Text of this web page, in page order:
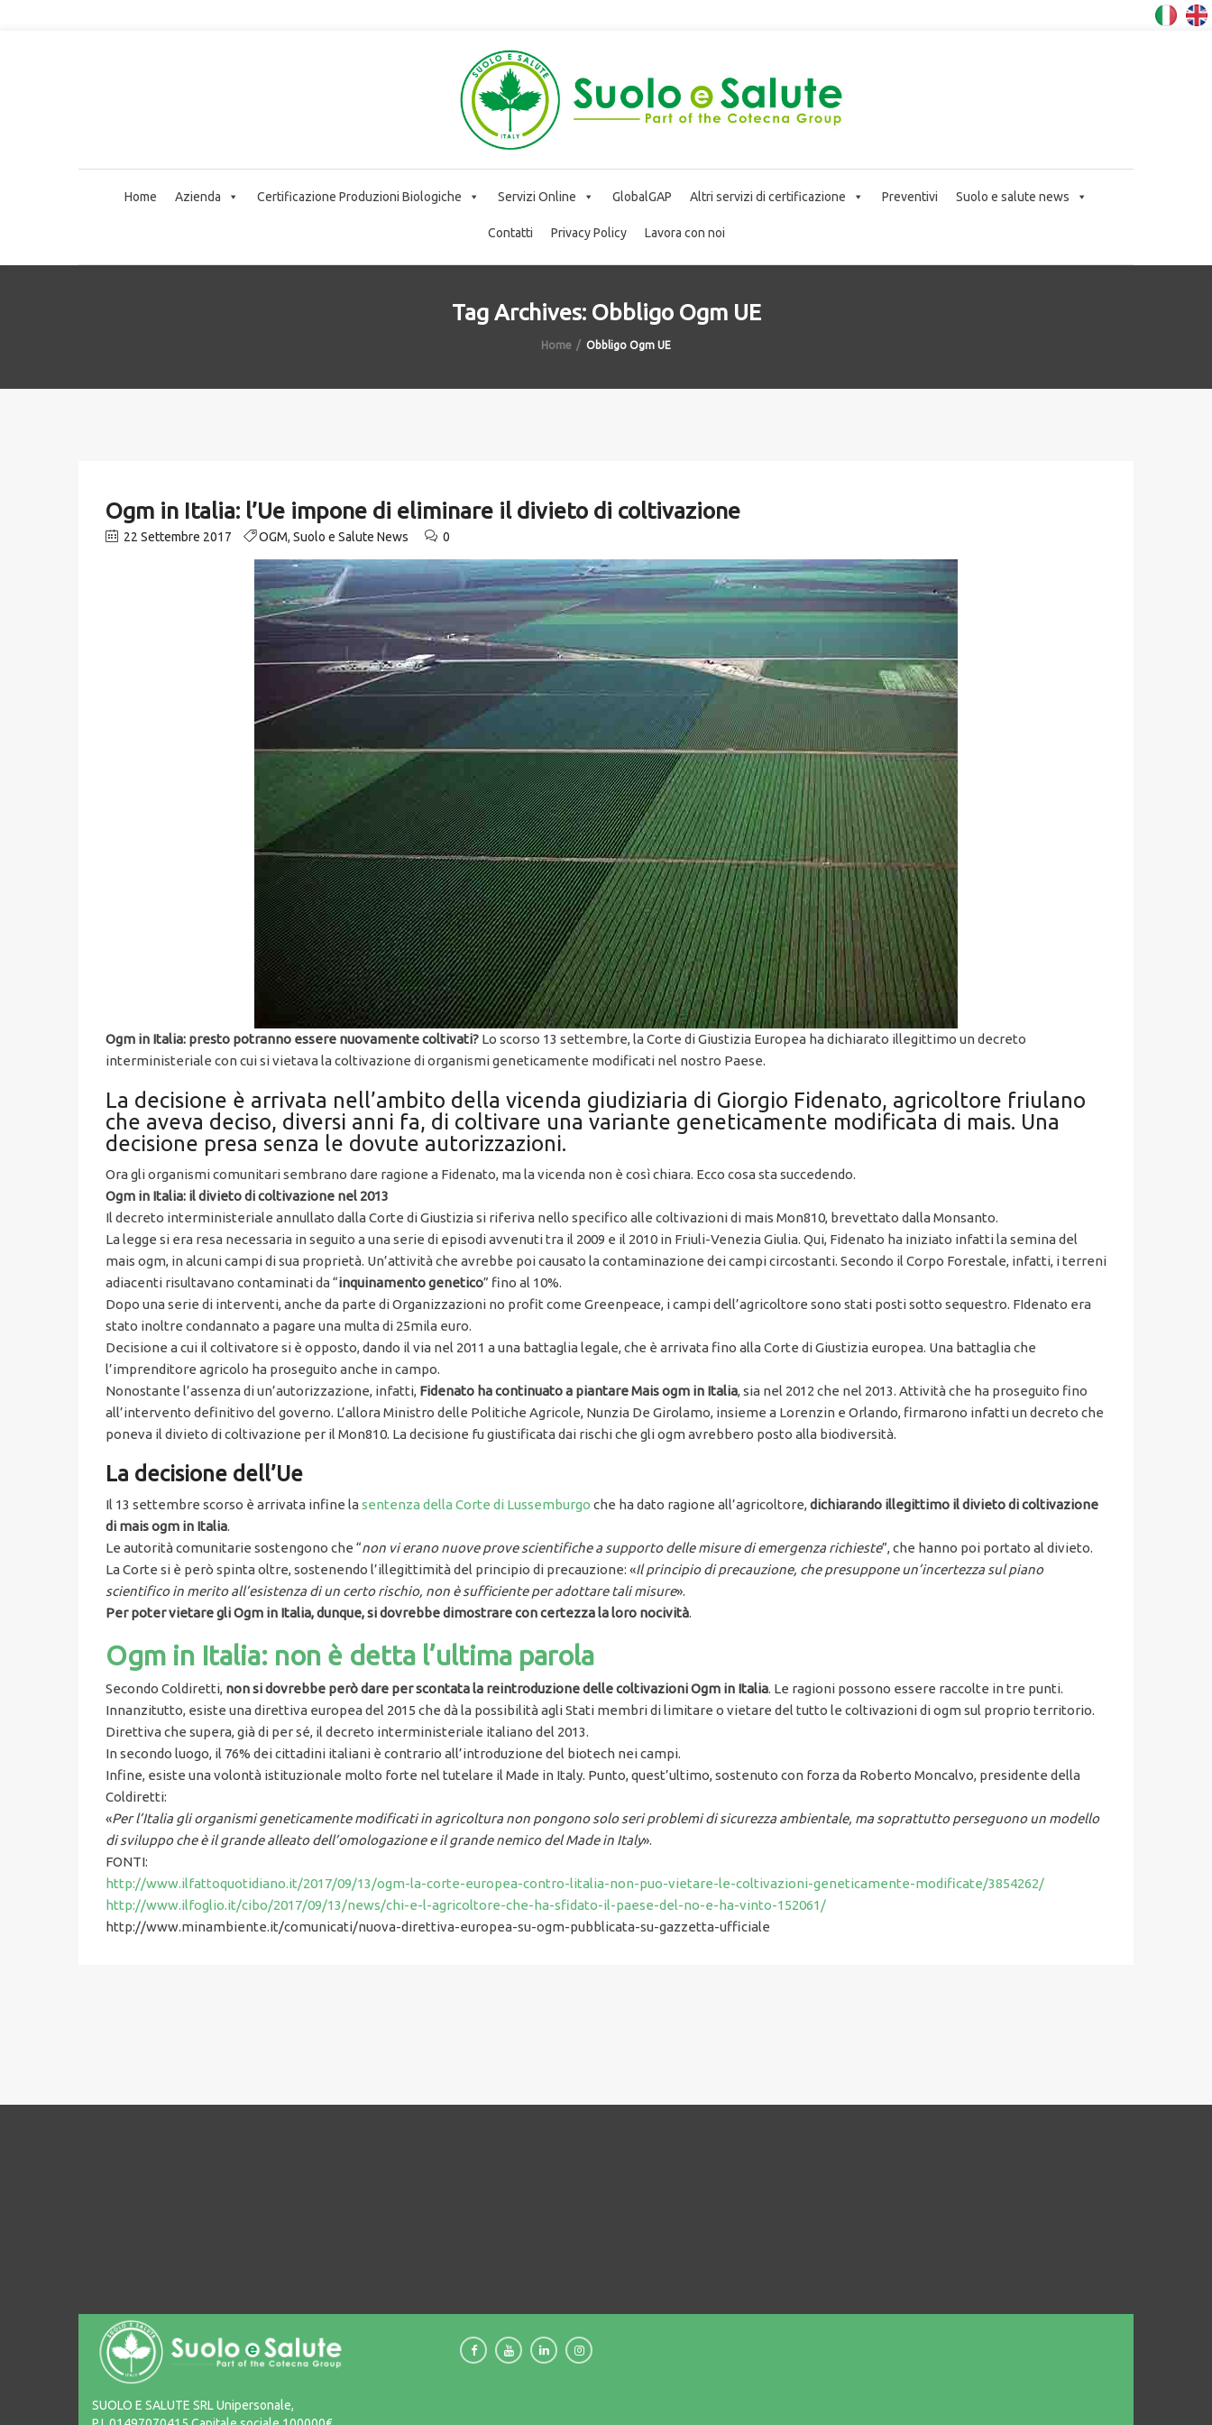
Home Azienda Certificazione Produzioni Biologiche Servizi Online GlobalGAP Altri servizi di certificazione Preventivi Suolo e salute news
Contatti Privacy Policy Lavora con noi
Tag Archives: Obbligo Ogm UE
Home Obbligo Ogm UE
Ogm in Italia: l’Ue impone di eliminare il divieto di coltivazione
22 Settembre 2017 OGM, Suolo e Salute News 0
Ogm in Italia: presto potranno essere nuovamente coltivati? Lo scorso 13 settembre, la Corte di Giustizia Europea ha dichiarato illegittimo un decreto
interministeriale con cui si vietava la coltivazione di organismi geneticamente modificati nel nostro Paese.
La decisione è arrivata nell’ambito della vicenda giudiziaria di Giorgio Fidenato, agricoltore friulano
che aveva deciso, diversi anni fa, di coltivare una variante geneticamente modificata di mais. Una
decisione presa senza le dovute autorizzazioni.
Ora gli organismi comunitari sembrano dare ragione a Fidenato, ma la vicenda non è così chiara. Ecco cosa sta succedendo.
Ogm in Italia: il divieto di coltivazione nel 2013
Il decreto interministeriale annullato dalla Corte di Giustizia si riferiva nello specifico alle coltivazioni di mais Mon810, brevettato dalla Monsanto.
La legge si era resa necessaria in seguito a una serie di episodi avvenuti tra il 2009 e il 2010 in Friuli-Venezia Giulia. Qui, Fidenato ha iniziato infatti la semina del
mais ogm, in alcuni campi di sua proprietà. Un’attività che avrebbe poi causato la contaminazione dei campi circostanti. Secondo il Corpo Forestale, infatti, i terreni
adiacenti risultavano contaminati da “inquinamento genetico” fino al 10%.
Dopo una serie di interventi, anche da parte di Organizzazioni no profit come Greenpeace, i campi dell’agricoltore sono stati posti sotto sequestro. FIdenato era
stato inoltre condannato a pagare una multa di 25mila euro.
Decisione a cui il coltivatore si è opposto, dando il via nel 2011 a una battaglia legale, che è arrivata fino alla Corte di Giustizia europea. Una battaglia che
l’imprenditore agricolo ha proseguito anche in campo.
Nonostante l’assenza di un’autorizzazione, infatti, Fidenato ha continuato a piantare Mais ogm in Italia, sia nel 2012 che nel 2013. Attività che ha proseguito fino
all’intervento definitivo del governo. L’allora Ministro delle Politiche Agricole, Nunzia De Girolamo, insieme a Lorenzin e Orlando, firmarono infatti un decreto che
poneva il divieto di coltivazione per il Mon810. La decisione fu giustificata dai rischi che gli ogm avrebbero posto alla biodiversità.
La decisione dell’Ue
Il 13 settembre scorso è arrivata infine lasentenza della Corte di Lussemburgo che ha dato ragione all’agricoltore,dichiarando illegittimo il divieto di coltivazione
di mais ogm in Italia.
Le autorità comunitarie sostengono che “non vi erano nuove prove scientifiche a supporto delle misure di emergenza richieste”, che hanno poi portato al divieto.
La Corte si è però spinta oltre, sostenendo l’illegittimità del principio di precauzione: «Il principio di precauzione, che presuppone un’incertezza sul piano
scientifico in merito all’esistenza di un certo rischio, non è sufficiente per adottare tali misure».
Per poter vietare gli Ogm in Italia, dunque, si dovrebbe dimostrare con certezza la loro nocività.
Ogm in Italia: non è detta l’ultima parola
Secondo Coldiretti, non si dovrebbe però dare per scontata la reintroduzione delle coltivazioni Ogm in Italia. Le ragioni possono essere raccolte in tre punti.
Innanzitutto, esiste una direttiva europea del 2015 che dà la possibilità agli Stati membri di limitare o vietare del tutto le coltivazioni di ogm sul proprio territorio.
Direttiva che supera, già di per sé, il decreto interministeriale italiano del 2013.
In secondo luogo, il 76% dei cittadini italiani è contrario all’introduzione del biotech nei campi.
Infine, esiste una volontà istituzionale molto forte nel tutelare il Made in Italy. Punto, quest’ultimo, sostenuto con forza da Roberto Moncalvo, presidente della
Coldiretti:
«Per l’Italia gli organismi geneticamente modificati in agricoltura non pongono solo seri problemi di sicurezza ambientale, ma soprattutto perseguono un modello
di sviluppo che è il grande alleato dell’omologazione e il grande nemico del Made in Italy».
FONTI:
http://www.ilfattoquotidiano.it/2017/09/13/ogm-la-corte-europea-contro-litalia-non-puo-vietare-le-coltivazioni-geneticamente-modificate/3854262/
http://www.ilfoglio.it/cibo/2017/09/13/news/chi-e-l-agricoltore-che-ha-sfidato-il-paese-del-no-e-ha-vinto-152061/
http://www.minambiente.it/comunicati/nuova-direttiva-europea-su-ogm-pubblicata-su-gazzetta-ufficiale
SUOLO E SALUTE SRL Unipersonale,